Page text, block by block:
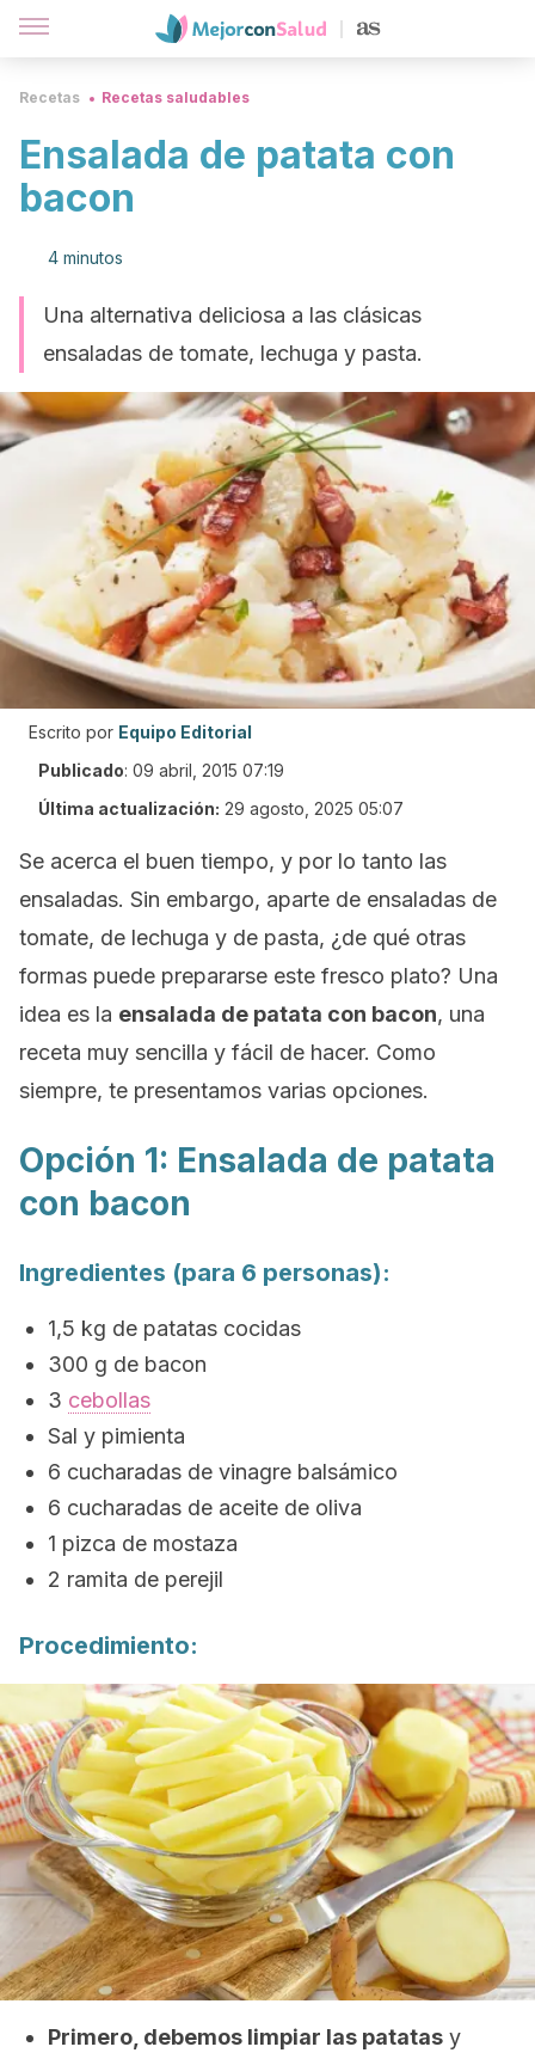
Recetas Recetas saludables
Ensalada de patata con
bacon
4 minutos
Una alternativa deliciosa a las clásicas
ensaladas de tomate, lechuga y pasta.
Escrito por Equipo Editorial
Publicado: 09 abril, 2015 07:19
Última actualización: 29 agosto, 2025 05:07
Se acerca el buen tiempo, y por lo tanto las
ensaladas. Sin embargo, aparte de ensaladas de
tomate, de lechuga y de pasta, ¿de qué otras
formas puede prepararse este fresco plato? Una
idea es la ensalada de patata con bacon, una
receta muy sencilla y fácil de hacer. Como
siempre, te presentamos varias opciones.
Opción 1: Ensalada de patata
con bacon
Ingredientes (para 6 personas):
1,5 kg de patatas cocidas
300 g de bacon
3 cebollas
Sal y pimienta
6 cucharadas de vinagre balsámico
6 cucharadas de aceite de oliva
1 pizca de mostaza
2 ramita de perejil
Procedimiento:
Primero, debemos limpiar las patatas y